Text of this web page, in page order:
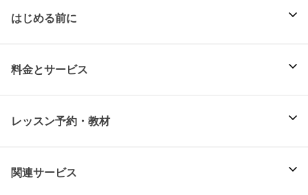
はじめる前に
料金とサービス
レッスン予約・教材
関連サービス